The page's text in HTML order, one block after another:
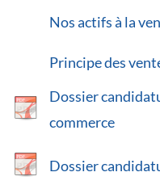
Nos actifs à la
Principe des
Dossier
commerce
Dossier